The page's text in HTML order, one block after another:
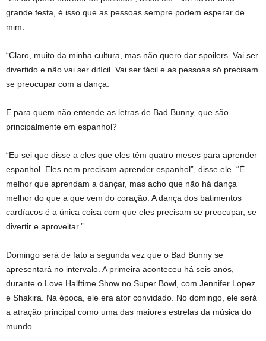
grande festa, é isso que as pessoas sempre podem esperar de
mim.
“Claro, muito da minha cultura, mas não quero dar spoilers. Vai ser
divertido e não vai ser difícil. Vai ser fácil e as pessoas só precisam
se preocupar com a dança.
E para quem não entende as letras de Bad Bunny, que são
principalmente em espanhol?
“Eu sei que disse a eles que eles têm quatro meses para aprender
espanhol. Eles nem precisam aprender espanhol”, disse ele. “É
melhor que aprendam a dançar, mas acho que não há dança
melhor do que a que vem do coração. A dança dos batimentos
cardíacos é a única coisa com que eles precisam se preocupar, se
divertir e aproveitar.”
Domingo será de fato a segunda vez que o Bad Bunny se
apresentará no intervalo. A primeira aconteceu há seis anos,
durante o Love Halftime Show no Super Bowl, com Jennifer Lopez
e Shakira. Na época, ele era ator convidado. No domingo, ele será
a atração principal como uma das maiores estrelas da música do
mundo.